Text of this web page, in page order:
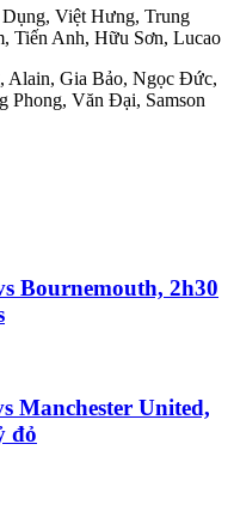
Việt Hưng, Trung
Tiến Anh, Hữu Sơn, Lucao
Alain, Gia Bảo, Ngọc Đức,
Phong, Văn Đại, Samson
Bournemouth, 2h30
Manchester United,
đỏ